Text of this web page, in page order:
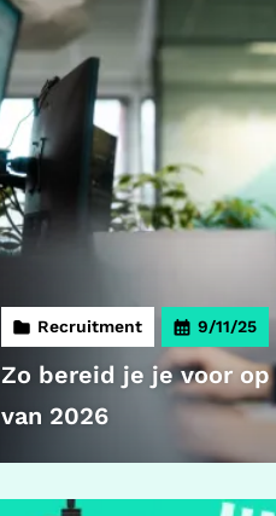
Recruitment 9/11/25
Zo bereid je je voor
van 2026